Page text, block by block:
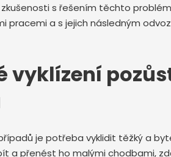
s řešením těchto
pracemi a s jejich následným
vyklízení
je potřeba vyklidit těžký a
a přenést ho malými chodbami,